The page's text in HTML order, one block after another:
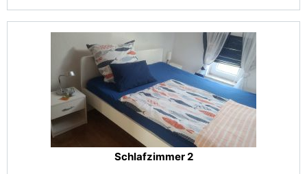
Schlafzimmer 2